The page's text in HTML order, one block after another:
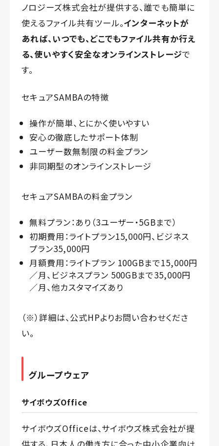
ノロジーズ株式会社が提供する、誰でも簡単に
使えるファイル共有ツール。インターネットが
あれば、いつでも、どこでもファイル共有か行え
る、使いやすく安全なオンラインストレージで
す。
セキュアSAMBAの特徴
操作が簡単、とにかく使いやすい
安心の徹底したサポート体制
ユーザー数無制限の料金プラン
非同期型のオンラインストレージ
セキュアSAMBAの料金プラン
無料プラン：あり（3ユーザー・5GBまで）
初期費用：ライトプラン15,000円、ビジネス
プラン35,000円
月額費用：ライトプラン 100GBまで15,000円
／月、ビジネスプラン 500GBまで35,000円
／月、他カスタマイズあり
（※）詳細は、公式HPよりお問い合わせくださ
い。
グループウェア
サイボウズOffice
サイボウズOfficeは、サイボウズ株式会社が提